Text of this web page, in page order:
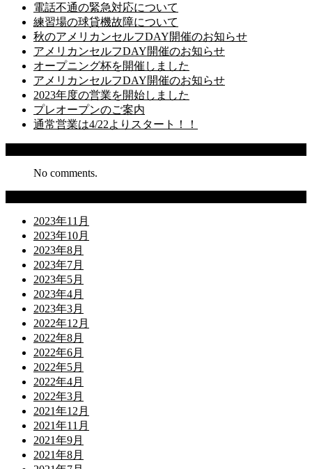
電話不通の緊急対応について
練習場の球貸機故障について
秋のアメリカンセルフDAY開催のお知らせ
アメリカンセルフDAY開催のお知らせ
オープニング杯を開催しました
アメリカンセルフDAY開催のお知らせ
2023年度の営業を開始しました
プレオープンのご案内
通常営業は4/22よりスタート！！
No comments.
2023年11月
2023年10月
2023年8月
2023年7月
2023年5月
2023年4月
2023年3月
2022年12月
2022年8月
2022年6月
2022年5月
2022年4月
2022年3月
2021年12月
2021年11月
2021年9月
2021年8月